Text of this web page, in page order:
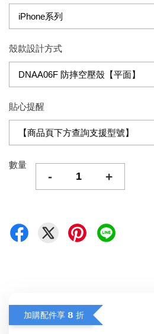
殼款設計方式
貼心提醒
數量
- +
加購配件享 𝟴 折